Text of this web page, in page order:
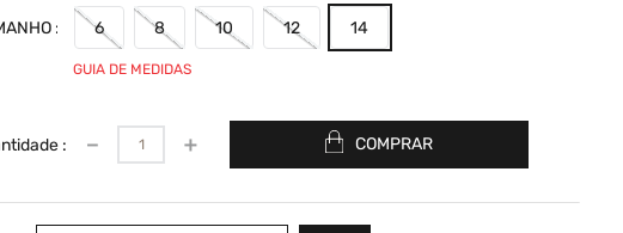
6 8 10 12 14
GUIA DE MEDIDAS
＋
－ COMPRAR